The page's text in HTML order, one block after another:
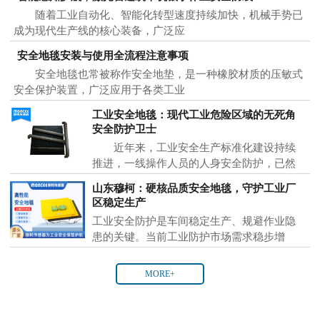
随着工业自动化、智能化转型速度持续加快，机械手势已
成为现代生产线的核心装备，广泛应
安全地毯安装与使用全流程注意事项
安全地毯也常被称作安全地垫，是一种橡胶材质的压敏式
安全保护装置，广泛应用于各类工业
工业安全地毯：现代工业危险区域的无死角
安全防护卫士
近年来，工业安全生产标准化建设持续
推进，一线操作人员的人身安全防护，已然
山东穆柯：硬核品质安全地毯，守护工业厂
区稳定生产
工业安全防护是车间稳定生产、规避作业隐
患的关键。当前工业防护市场需求稳步增
MORE+